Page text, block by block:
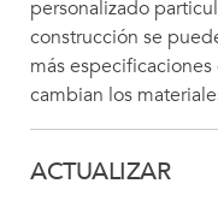
personalizado
construcción se
más
cambian los
ACTUALIZAR